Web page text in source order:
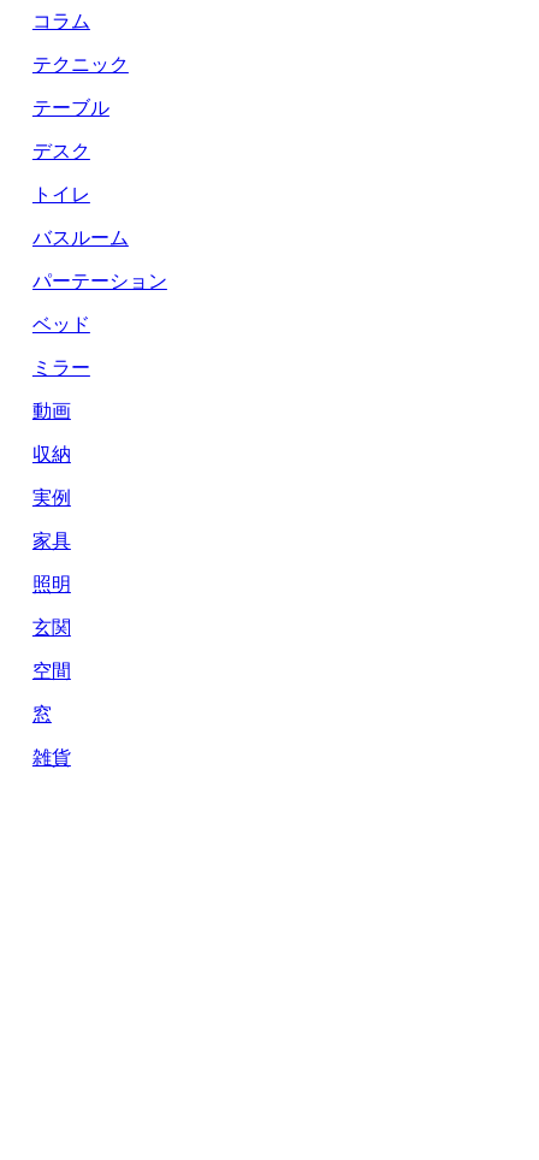
コラム
テクニック
テーブル
デスク
トイレ
バスルーム
パーテーション
ベッド
ミラー
動画
収納
実例
家具
照明
玄関
空間
窓
雑貨